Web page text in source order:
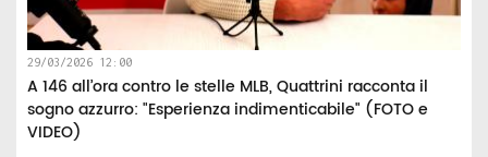
29/03/2026 12:00
A 146 all’ora contro le stelle MLB, Quattrini racconta il
sogno azzurro: "Esperienza indimenticabile" (FOTO e
VIDEO)